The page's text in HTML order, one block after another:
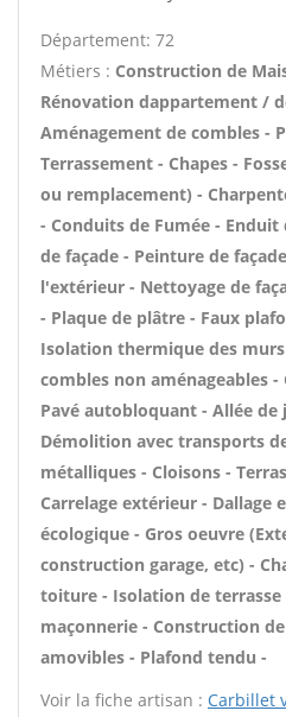
Département: 72
Métiers : Construction de
Rénovation dappartement /
Aménagement de combles -
Terrassement - Chapes -
ou remplacement) -
- Conduits de Fumée - Enduit
de façade - Peinture de
l'extérieur - Nettoyage de
- Plaque de plâtre - Faux
Isolation thermique des
combles non aménageables -
Pavé autobloquant - Allée de
Démolition avec transports
métalliques - Cloisons -
Carrelage extérieur - Dallage
écologique - Gros oeuvre
construction garage, etc) -
toiture - Isolation de terrasse
maçonnerie - Construction
amovibles - Plafond tendu -
Voir la fiche artisan : Carbillet